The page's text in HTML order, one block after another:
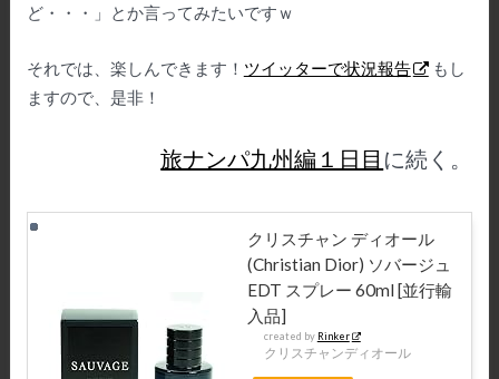
ど・・・」とか言ってみたいですｗ
それでは、楽しんできます！ ツイッターで状況報告
もし
ますので、是非！
旅ナンパ九州編１日目 に続く。
クリスチャン ディオール
(Christian Dior) ソバージュ
EDT スプレー 60ml [並行輸
入品]
created by Rinker
クリスチャンディオール